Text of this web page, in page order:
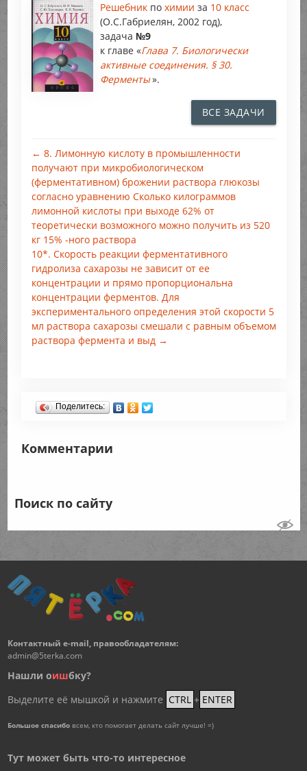
Решебник по химии за 10 класс
(О.С.Габриелян, 2002 год),
задача №9
к главе «Глава 7. Биологически
активные соединения. § 30.
Ферменты».
ВСЕ ЗАДАЧИ
← 8. Лимонную кислоту в промышленности
получают при микробиологическом
(ферментативном) брожении раствора глюкозы
согласно уравнению Сколько килограммов
лимонной кислоты при выходе 62% от
теоретически возможного можно получить из 520
кг 15% -ного раствора
10*. Скорость реакции ферментативного
гидролиза сахарозы не зависит от ее
концентрации и прямо пропорциональна
концентрации ферментов. Для
экспериментального определения этой скорости 5
мл раствора сахарозы смешали с равным объемом
раствора фермента и выд →
Поделитесь:
Комментарии
Поиск по сайту
Контактный e-mail, правообладателям:
admin@5terka.com
Нашли оишбку?
Выделите её мышкой и нажмите CTRL + ENTER
Большое спасибовсем, кто помогает делать сайт лучше! =)
Тут может быть что-то интересное